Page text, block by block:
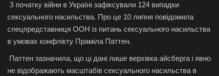
Технології
Спорт
Авто
З початку війни в Україні зафіксували 124 випадки
сексуального насильства. Про це 10 липня повідомила
спецпредставниця ООН із питань сексуального насильства
в умовах конфлікту Праміла Паттен.
Паттен зазначила, що ці дані лише верхівка айсберга і явно
не відображають масштабів сексуального насильства в